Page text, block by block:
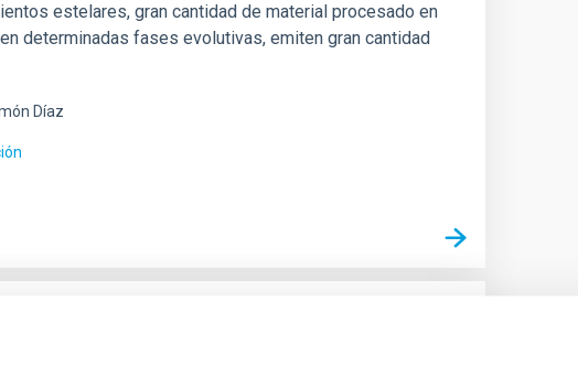
estelares, gran cantidad de material procesado en
determinadas fases evolutivas, emiten gran cantidad
Díaz